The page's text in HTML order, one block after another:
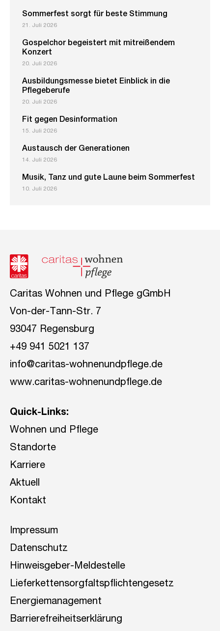
Sommerfest sorgt für beste Stimmung
21. Juli 2026
Gospelchor begeistert mit mitreißendem
Konzert
20. Juli 2026
Ausbildungsmesse bietet Einblick in die
Pflegeberufe
20. Juli 2026
Fit gegen Desinformation
15. Juli 2026
Austausch der Generationen
14. Juli 2026
Musik, Tanz und gute Laune beim Sommerfest
10. Juli 2026
Caritas Wohnen und Pflege gGmbH
Von-der-Tann-Str. 7
93047 Regensburg
+49 941 5021 137
info@caritas-wohnenundpflege.de
www.caritas-wohnenundpflege.de
Quick-Links:
Wohnen und Pflege
Standorte
Karriere
Aktuell
Kontakt
Impressum
Datenschutz
Hinweisgeber-Meldestelle
Lieferkettensorgfaltspflichtengesetz
Energiemanagement
Barrierefreiheitserklärung